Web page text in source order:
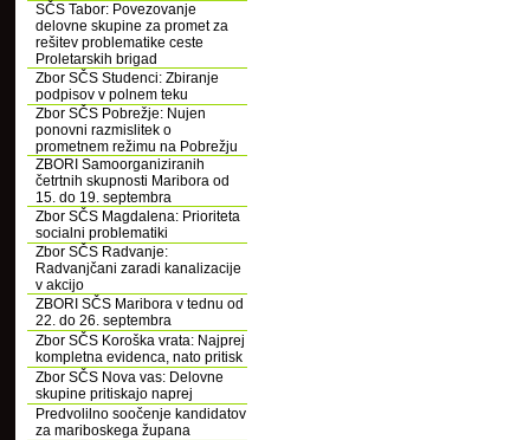
SČS Tabor: Povezovanje
delovne skupine za promet za
rešitev problematike ceste
Proletarskih brigad
Zbor SČS Studenci: Zbiranje
podpisov v polnem teku
Zbor SČS Pobrežje: Nujen
ponovni razmislitek o
prometnem režimu na Pobrežju
ZBORI Samoorganiziranih
četrtnih skupnosti Maribora od
15. do 19. septembra
Zbor SČS Magdalena: Prioriteta
socialni problematiki
Zbor SČS Radvanje:
Radvanjčani zaradi kanalizacije
v akcijo
ZBORI SČS Maribora v tednu od
22. do 26. septembra
Zbor SČS Koroška vrata: Najprej
kompletna evidenca, nato pritisk
Zbor SČS Nova vas: Delovne
skupine pritiskajo naprej
Predvolilno soočenje kandidatov
za mariboskega župana